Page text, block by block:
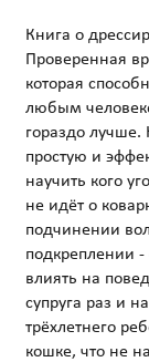
Книга о
Проверенная
которая
любым
гораздо лучше.
простую и
научить кого
не идёт о
подчинении
подкреплении
влиять на
супруга раз и
трёхлетнего
кошке, что не